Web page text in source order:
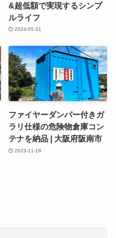
&超低額で実現するシンプ
ルライフ
2024-05-31
ファイヤーダンパー付きガ
ラリ仕様の危険物倉庫コン
テナを納品 | 大阪府阪南市
2023-11-18